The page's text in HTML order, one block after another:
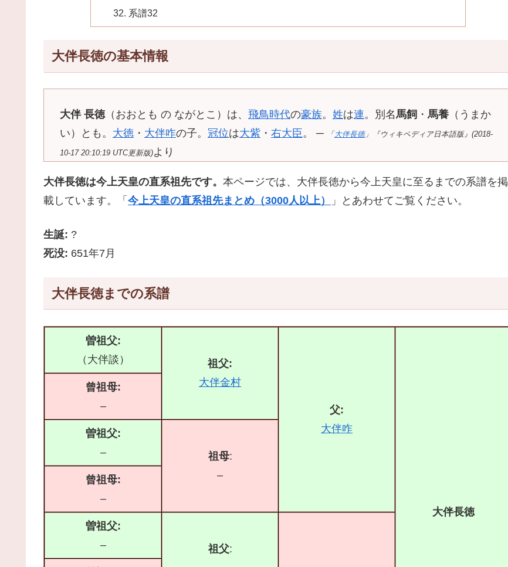
系譜32
大伴長徳の基本情報
大伴 長徳（おおとも の ながとこ）は、 飛鳥時代の豪族。 姓は連。別名馬飼 ・ 馬養 （うまか
い）とも。 大徳 ・ 大伴咋の子。 冠位は大紫 ・ 右大臣。 ─ 「 大伴長徳」『ウィキペディア日本語版』(2018-
10-17 20:10:19 UTC更新版)より
大伴長徳は今上天皇の直系祖先です。 本ページでは、大伴長徳から今上天皇に至るまでの系譜を掲
載しています。「 今上天皇の直系祖先まとめ（3000人以上） 」とあわせてご覧ください。
生誕: ?
死没: 651年7月
大伴長徳までの系譜
曽祖父:
（大伴談）
祖父:
大伴金村
父:
大伴咋
大伴長徳
曾祖母:
–
曽祖父:
–
祖母:
–
曾祖母:
–
曽祖父:
–
祖父: